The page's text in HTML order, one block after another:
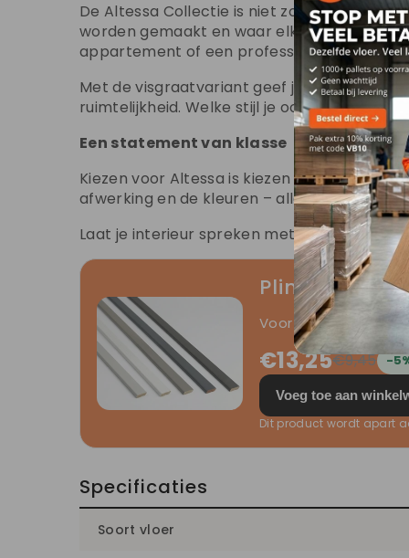
De Altessa Collectie is niet zomaar een
worden gemaakt en waar elk detail
appartement of een professioneel
Met de visgraatvariant geef je een ruimte
ruimtelijkheid. Welke stijl je ook kiest, je
Een statement van klasse
Kiezen voor Altessa is kiezen voor meer
afwerking en de kleuren – alles straalt een
Laat je interieur spreken met de Altessa
Plinten
Voor een perfecte
€13,25€9,45 -
Voeg toe aan
Dit product wordt apart
Specificaties
Soort vloer